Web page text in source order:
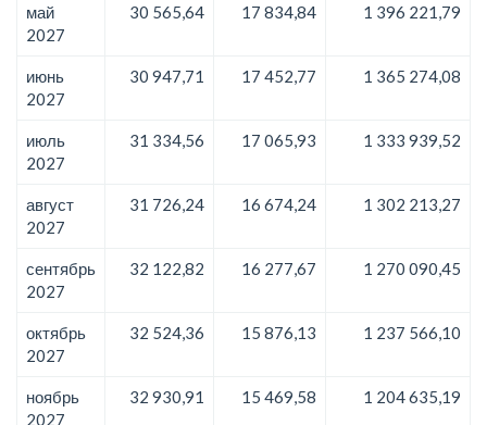
май
2027
30 565,64 17 834,84 1 396 221,79
июнь
2027
30 947,71 17 452,77 1 365 274,08
июль
2027
31 334,56 17 065,93 1 333 939,52
август
2027
31 726,24 16 674,24 1 302 213,27
сентябрь
2027
32 122,82 16 277,67 1 270 090,45
октябрь
2027
32 524,36 15 876,13 1 237 566,10
ноябрь
2027
32 930,91 15 469,58 1 204 635,19